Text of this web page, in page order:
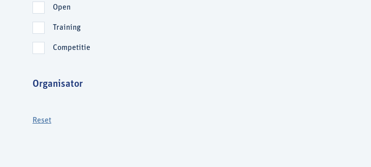
Open
Training
Competitie
Organisator
Reset